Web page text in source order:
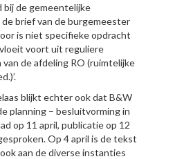
bij de gemeentelijke
brief van de burgemeester
is niet specifieke opdracht
voort uit reguliere
de afdeling RO (ruimtelijke
blijkt echter ook dat B&W
planning – besluitvorming in
op 11 april, publicatie op 12
Op 4 april is de tekst
aan de diverse instanties